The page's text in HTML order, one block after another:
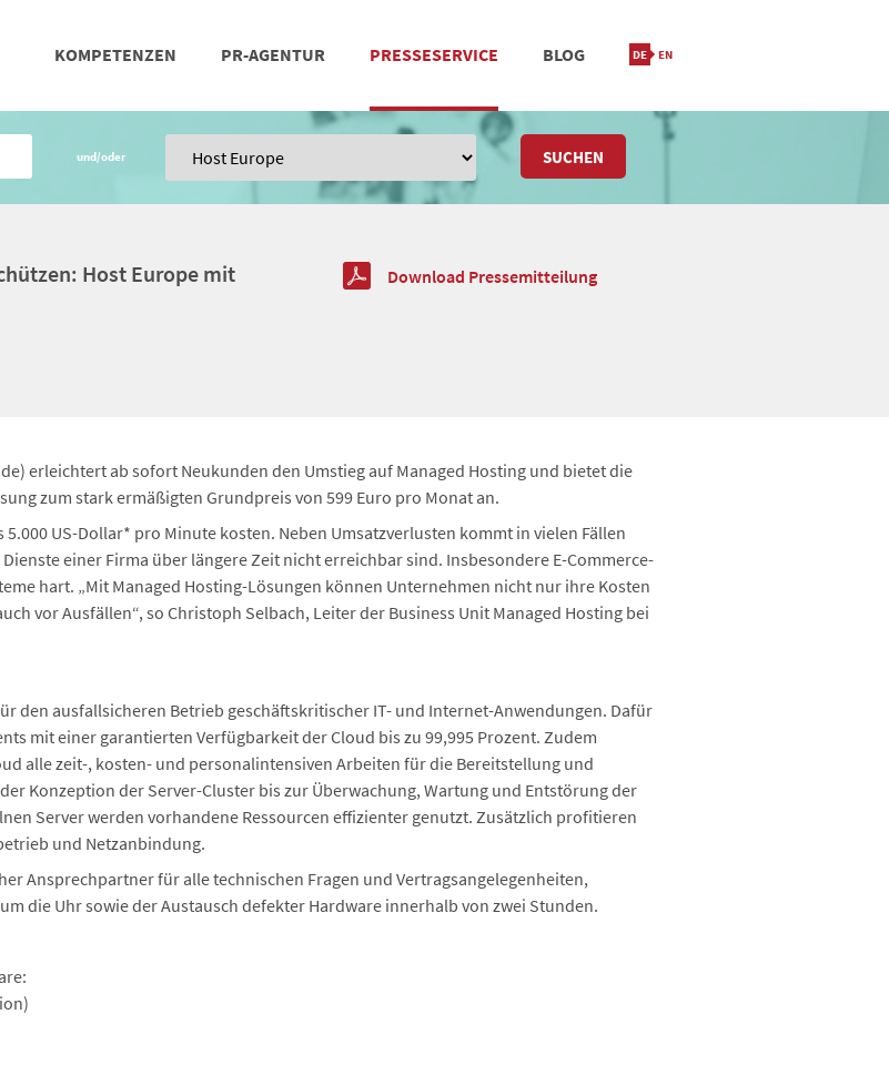
KOMPETENZEN PR-AGENTUR
STANDORT & KONTAKT
PRESSESERVICE BLOG
und/oder SUCHEN
Host Europe mit
Download Pressemitteilung
erleichtert ab sofort Neukunden den Umstieg auf Managed Hosting und bietet die
zum stark ermäßigten Grundpreis von 599 Euro pro Monat an.
US-Dollar* pro Minute kosten. Neben Umsatzverlusten kommt in vielen Fällen
einer Firma über längere Zeit nicht erreichbar sind. Insbesondere E-Commerce-
hart. „Mit Managed Hosting-Lösungen können Unternehmen nicht nur ihre Kosten
vor Ausfällen“, so Christoph Selbach, Leiter der Business Unit Managed Hosting bei
den ausfallsicheren Betrieb geschäftskritischer IT- und Internet-Anwendungen. Dafür
mit einer garantierten Verfügbarkeit der Cloud bis zu 99,995 Prozent. Zudem
alle zeit-, kosten- und personalintensiven Arbeiten für die Bereitstellung und
Konzeption der Server-Cluster bis zur Überwachung, Wartung und Entstörung der
Server werden vorhandene Ressourcen effizienter genutzt. Zusätzlich profitieren
und Netzanbindung.
Ansprechpartner für alle technischen Fragen und Vertragsangelegenheiten,
die Uhr sowie der Austausch defekter Hardware innerhalb von zwei Stunden.